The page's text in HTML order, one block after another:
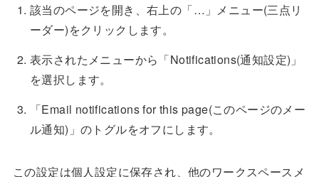
該当のページを開き、右上の「…」メニュー(三点リ
ーダー)をクリックします。
表示されたメニューから「Notifications(通知設定)」
を選択します。
「Email notifications for this page(このページのメー
ル通知)」のトグルをオフにします。
この設定は個人設定に保存され、他のワークスペースメ